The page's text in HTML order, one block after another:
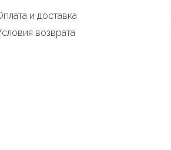
и доставка
возврата